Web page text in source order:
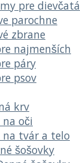
pre dievčatá
parochne
zbrane
najmenších
páry
psov
krv
na oči
na tvár a telo
šošovky